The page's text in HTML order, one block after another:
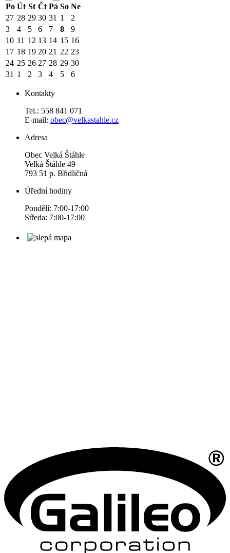
Po Út St Čt Pá So Ne
27 28 29 30 31 1
2
3
4 5 6 7 8
9
10 11 12 13 14 15 16
17 18 19 20 21 22 23
24 25 26 27 28 29 30
31 1 2 3 4 5 6
Kontakty
Tel.: 558 841 071
E-mail: obec@velkastahle.cz
Adresa
Obec Velká Štáhle
Velká Štáhle 49
793 51 p. Břidličná
Úřední hodiny
Pondělí: 7:00-17:00
Středa: 7:00-17:00